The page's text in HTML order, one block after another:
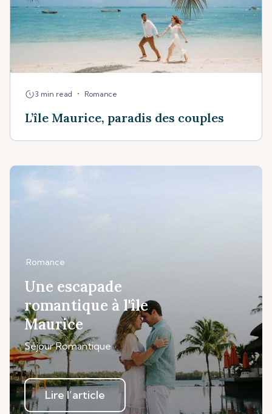
3 min read • Romance
L’île Maurice, paradis des couples
Romance
Une escapade
romantique à l'île
Maurice
Séjour Romantique
Lire l’article